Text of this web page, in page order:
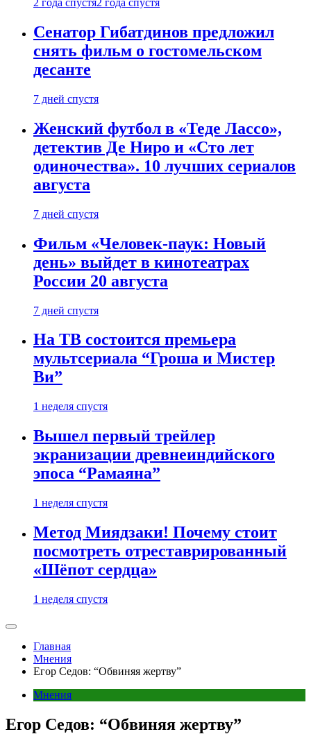
2 года спустя2 года спустя
Сенатор Гибатдинов предложил
снять фильм о гостомельском
десанте
7 дней спустя
Женский футбол в «Теде Лассо»,
детектив Де Ниро и «Сто лет
одиночества». 10 лучших сериалов
августа
7 дней спустя
Фильм «Человек-паук: Новый
день» выйдет в кинотеатрах
России 20 августа
7 дней спустя
На ТВ состоится премьера
мультсериала “Гроша и Мистер
Ви”
1 неделя спустя
Вышел первый трейлер
экранизации древнеиндийского
эпоса “Рамаяна”
1 неделя спустя
Метод Миядзаки! Почему стоит
посмотреть отреставрированный
«Шёпот сердца»
1 неделя спустя
Главная
Мнения
Егор Седов: “Обвиняя жертву”
Мнения
Егор Седов: “Обвиняя жертву”